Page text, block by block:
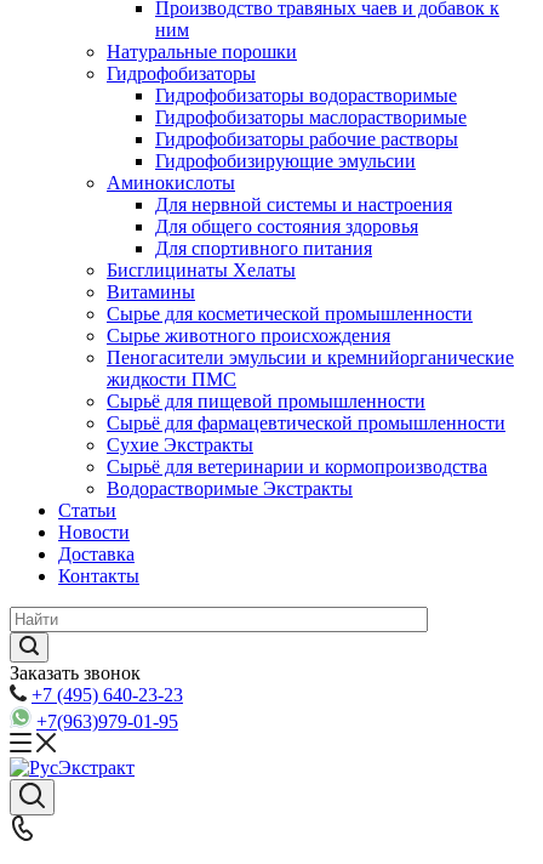
Производство травяных чаев и добавок к
ним
Натуральные порошки
Гидрофобизаторы
Гидрофобизаторы водорастворимые
Гидрофобизаторы маслорастворимые
Гидрофобизаторы рабочие растворы
Гидрофобизирующие эмульсии
Аминокислоты
Для нервной системы и настроения
Для общего состояния здоровья
Для спортивного питания
Бисглицинаты Хелаты
Витамины
Сырье для косметической промышленности
Сырье животного происхождения
Пеногасители эмульсии и кремнийорганические
жидкости ПМС
Сырьё для пищевой промышленности
Сырьё для фармацевтической промышленности
Сухие Экстракты
Сырьё для ветеринарии и кормопроизводства
Водорастворимые Экстракты
Статьи
Новости
Доставка
Контакты
Заказать звонок
+7 (495) 640-23-23
+7(963)979-01-95